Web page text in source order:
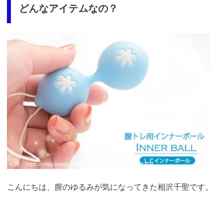
どんなアイテムなの？
引用： https://shop.lovecosmetic.jp/view/item/000000001609
こんにちは、膣のゆるみが気になってきた相沢千聖です。